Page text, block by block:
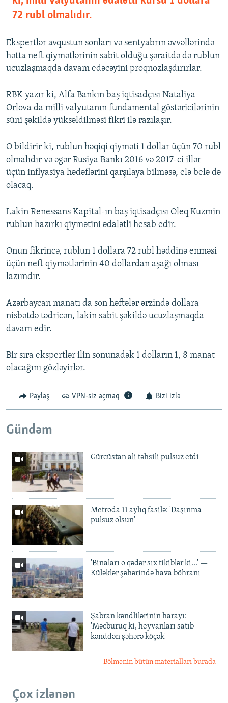
72 rubl olmalıdır.
Ekspertlər avqustun sonları və sentyabrın əvvəllərində
hətta neft qiymətlərinin sabit olduğu şəraitdə də rublun
ucuzlaşmaqda davam edəcəyini proqnozlaşdırırlar.
RBK yazır ki, Alfa Bankın baş iqtisadçısı Nataliya
Orlova da milli valyutanın fundamental göstəricilərinin
süni şəkildə yüksəldilməsi fikri ilə razılaşır.
O bildirir ki, rublun həqiqi qiyməti 1 dollar üçün 70 rubl
olmalıdır və əgər Rusiya Bankı 2016 və 2017-ci illər
üçün inflyasiya hədəflərini qarşılaya bilməsə, elə belə də
olacaq.
Lakin Renessans Kapital-ın baş iqtisadçısı Oleq Kuzmin
rublun hazırkı qiymətini ədalətli hesab edir.
Onun fikrincə, rublun 1 dollara 72 rubl həddinə enməsi
üçün neft qiymətlərinin 40 dollardan aşağı olması
lazımdır.
Azərbaycan manatı da son həftələr ərzində dollara
nisbətdə tədricən, lakin sabit şəkildə ucuzlaşmaqda
davam edir.
Bir sıra ekspertlər ilin sonunadək 1 dolların 1, 8 manat
olacağını gözləyirlər.
Paylaş VPN-siz açmaq Bizi izlə
Gündəm
Gürcüstan ali təhsili pulsuz etdi
Metroda 11 aylıq fasilə: 'Daşınma
pulsuz olsun'
'Binaları o qədər sıx tikiblər ki...' —
Küləklər şəhərində hava böhranı
Şabran kəndlilərinin harayı:
'Məcburuq ki, heyvanları satıb
kənddən şəhərə köçək'
Bölmənin bütün materialları burada
Çox izlənən